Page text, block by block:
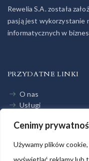
Cenimy
Używamy plików
wyświetlać reklamy lub
Rewelia S.A. została
pasją jest wykorzystanie
informatycznych w
PRZYDATNE LINKI
O nas
Usługi
Relacje Inwestorskie